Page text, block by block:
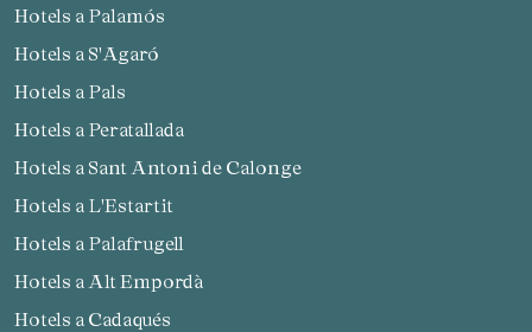
Hotels a Palamós
Hotels a S'Agaró
Hotels a Pals
Hotels a Peratallada
Hotels a Sant Antoni de Calonge
Hotels a L'Estartit
Hotels a Palafrugell
Hotels a Alt Empordà
Hotels a Cadaqués